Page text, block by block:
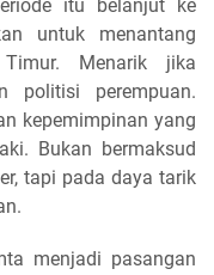
itu belanjut ke
untuk menantang
Menarik jika
politisi perempuan.
kepemimpinan yang
Bukan bermaksud
tapi pada daya tarik
menjadi pasangan